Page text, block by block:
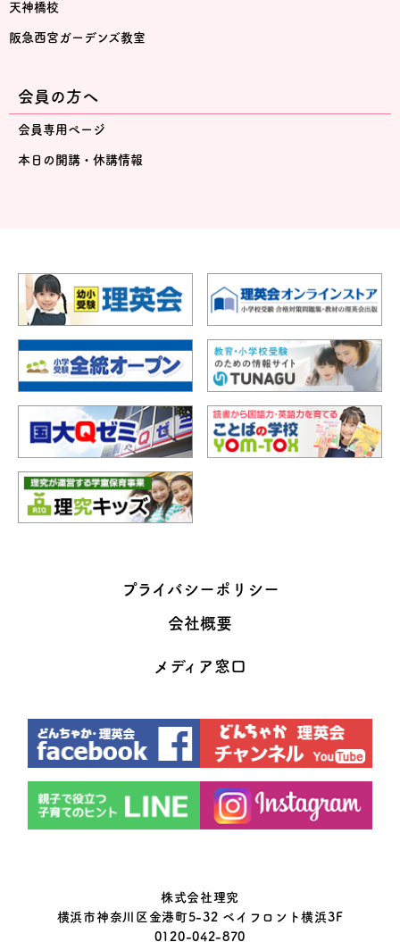
天神橋校
阪急西宮ガーデンズ教室
会員の方へ
会員専用ページ
本日の開講・休講情報
プライバシーポリシー
会社概要
メディア窓口
株式会社理究
横浜市神奈川区金港町5-32 ベイフロント横浜3F
0120-042-870